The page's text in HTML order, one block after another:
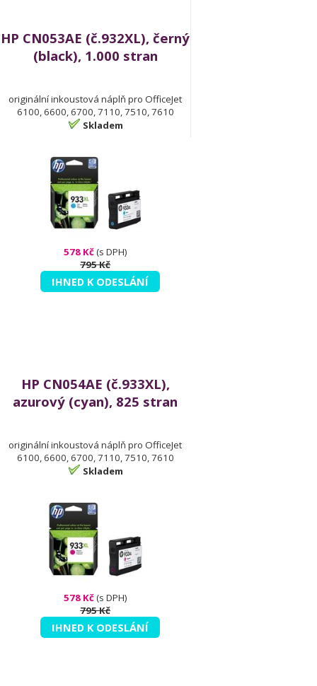
HP CN053AE (č.932XL), černý
(black), 1.000 stran
originální inkoustová náplň pro OfficeJet
6100, 6600, 6700, 7110, 7510, 7610
Skladem
578 Kč(s DPH)
795 Kč
IHNED K ODESLÁNÍ
HP CN054AE (č.933XL),
azurový (cyan), 825 stran
originální inkoustová náplň pro OfficeJet
6100, 6600, 6700, 7110, 7510, 7610
Skladem
578 Kč(s DPH)
795 Kč
IHNED K ODESLÁNÍ